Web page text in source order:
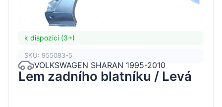
k dispozici (3+)
SKU: 955083-5
VOLKSWAGEN SHARAN 1995-2010
Lem zadního blatníku / Levá